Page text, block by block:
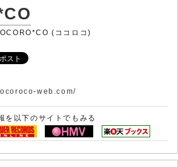
(ココロコ)
web.com/
以下のサイトでもみる